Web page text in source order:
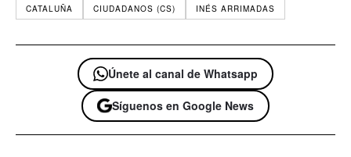
CATALUÑA CIUDADANOS (CS) INÉS ARRIMADAS
Únete al canal de Whatsapp
Síguenos en Google News